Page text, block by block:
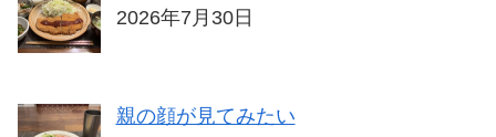
2026年7月30日
親の顔が見てみたい